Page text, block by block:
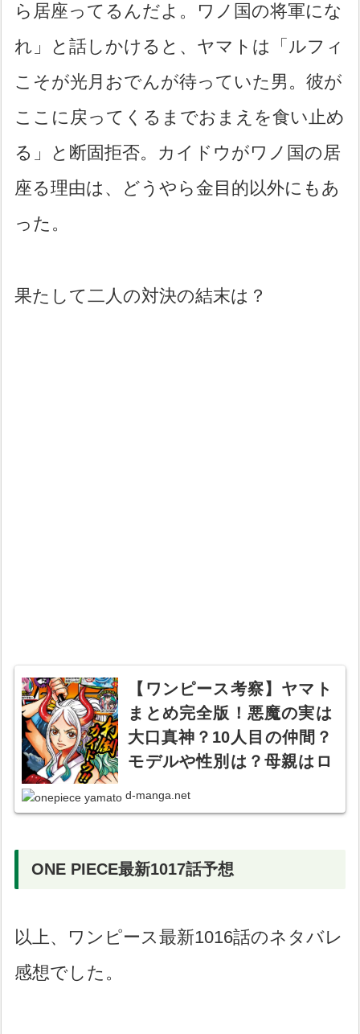
ら居座ってるんだよ。ワノ国の将軍にな
れ」と話しかけると、ヤマトは「ルフィ
こそが光月おでんが待っていた男。彼が
ここに戻ってくるまでおまえを食い止め
る」と断固拒否。カイドウがワノ国の居
座る理由は、どうやら金目的以外にもあ
った。
果たして二人の対決の結末は？
【ワンピース考察】ヤマト
まとめ完全版！悪魔の実は
大口真神？10人目の仲間？
モデルや性別は？母親はロ
沙織？カイドウの娘？息
航海日誌】
d-manga.net
ONE PIECE最新1017話予想
以上、ワンピース最新1016話のネタバレ
感想でした。